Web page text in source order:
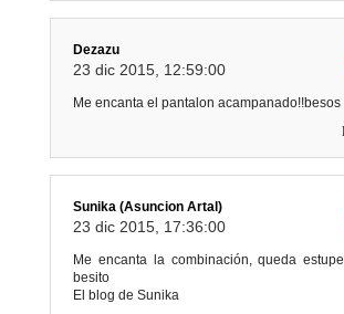
Dezazu
23 dic 2015, 12:59:00
Me encanta el pantalon acampanado!!besos
Sunika (Asuncion Artal)
23 dic 2015, 17:36:00
Me encanta la combinación, queda
besito
El blog de Sunika